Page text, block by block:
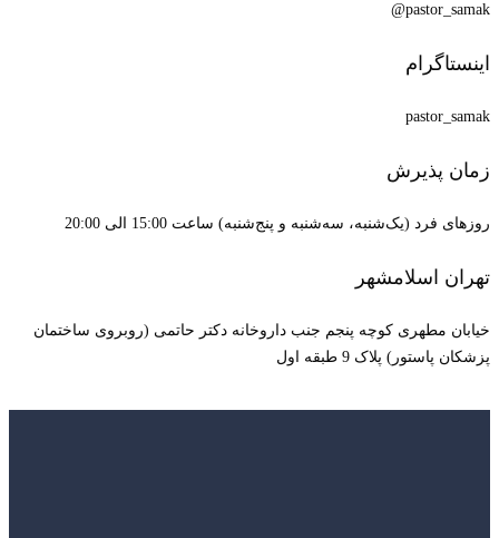
pastor_samak@
اینستاگرام
pastor_samak
زمان پذیرش
روزهای فرد (یک‌شنبه، سه‌شنبه و پنج‌شنبه) ساعت 15:00 الی 20:00
تهران اسلامشهر
خیابان مطهری کوچه پنجم جنب داروخانه دکتر حاتمی (روبروی ساختمان
پزشکان پاستور) پلاک 9 طبقه اول